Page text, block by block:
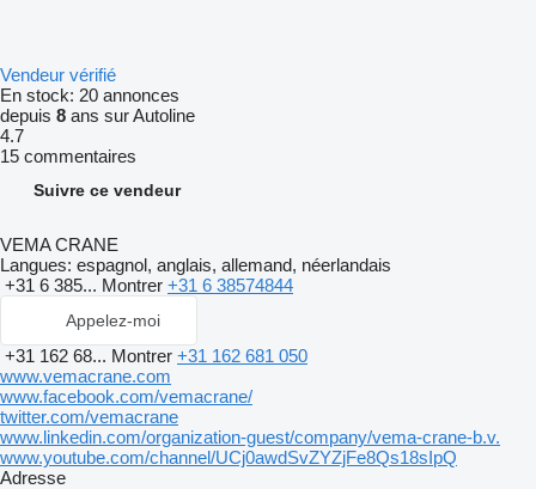
Vendeur vérifié
En stock: 20 annonces
depuis 8 ans sur Autoline
4.7
15 commentaires
Suivre ce vendeur
VEMA CRANE
Langues: espagnol, anglais, allemand, néerlandais
+31 6 385... Montrer +31 6 38574844
Appelez-moi
+31 162 68... Montrer +31 162 681 050
www.vemacrane.com
www.facebook.com/vemacrane/
twitter.com/vemacrane
www.linkedin.com/organization-guest/company/vema-crane-b.v.
www.youtube.com/channel/UCj0awdSvZYZjFe8Qs18sIpQ
Adresse